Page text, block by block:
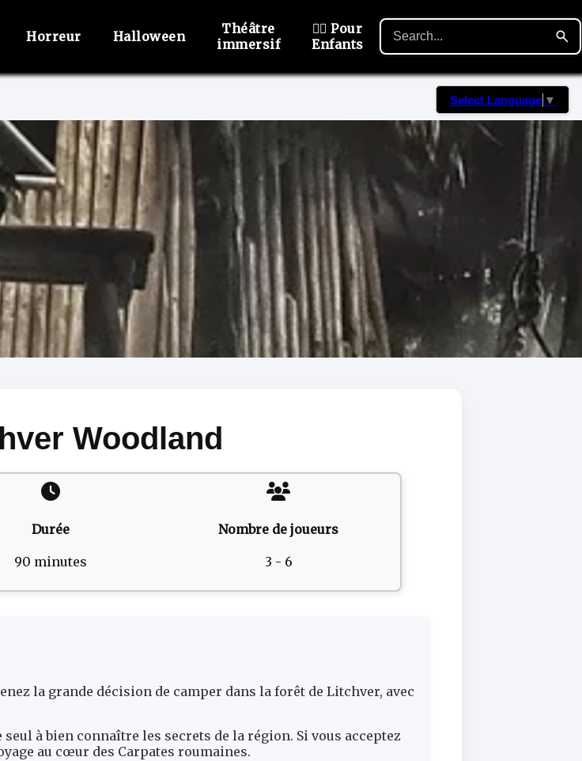
Horreur Halloween
Théâtre
immersif
🙋‍♂️ Pour
Enfants
Select Language ▼
Woodland
Durée
90 minutes
Nombre de joueurs
3 - 6
la grande décision de camper dans la forêt de Litchver, avec
à bien connaître les secrets de la région. Si vous acceptez
au cœur des Carpates roumaines.